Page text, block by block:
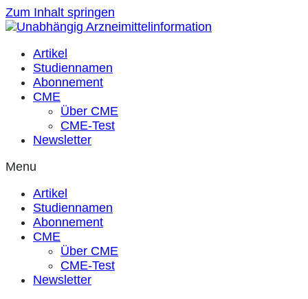
Zum Inhalt springen
Artikel
Studiennamen
Abonnement
CME
Über CME
CME-Test
Newsletter
Menu
Artikel
Studiennamen
Abonnement
CME
Über CME
CME-Test
Newsletter